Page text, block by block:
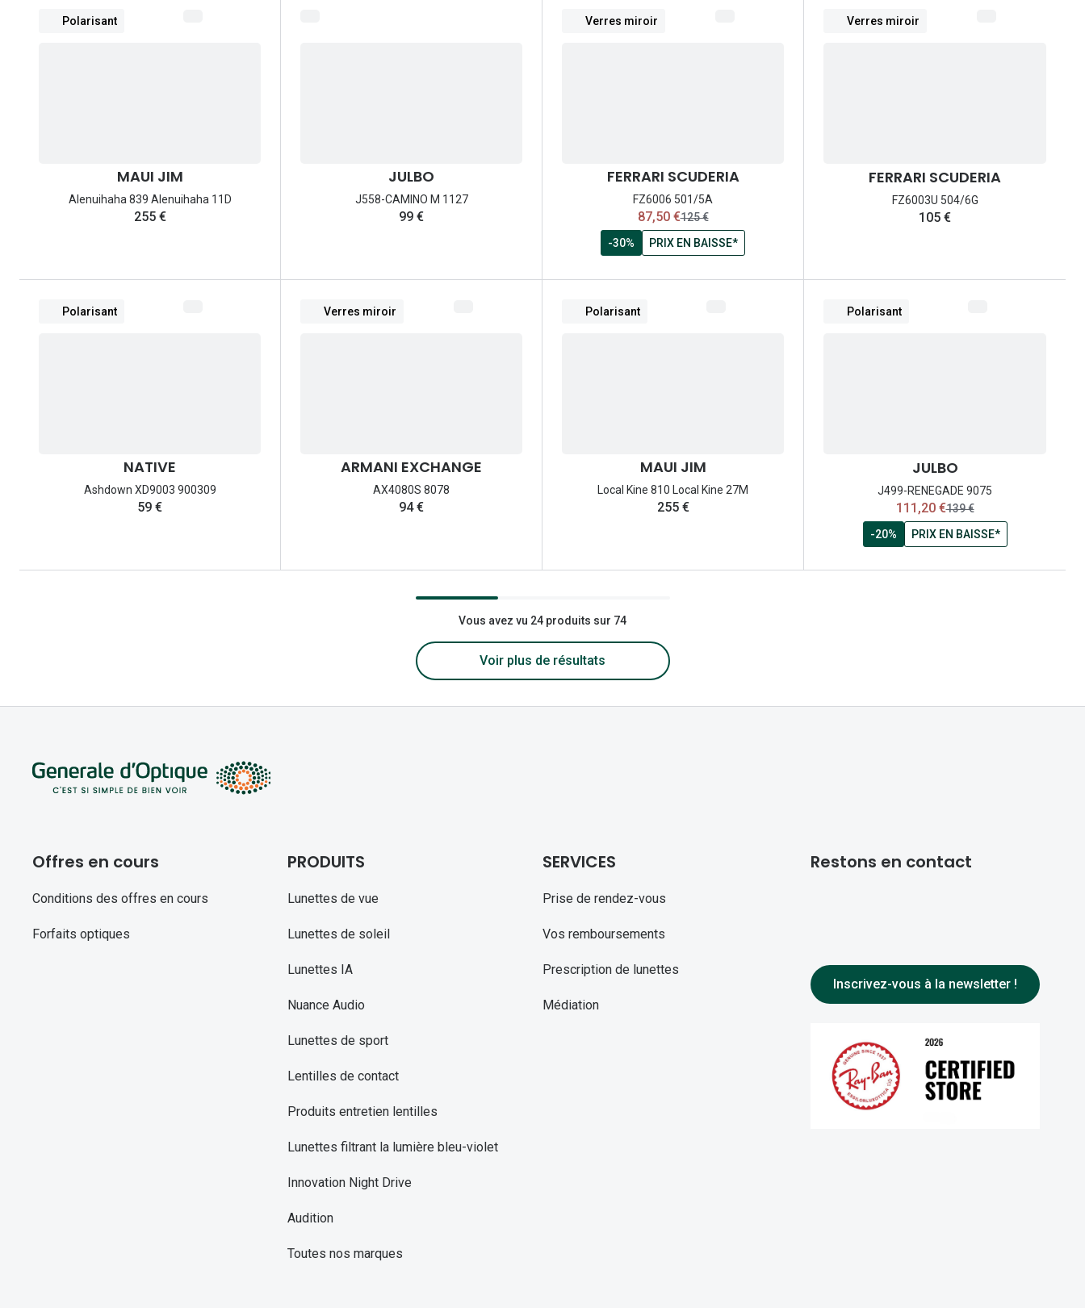
Polarisant
MAUI JIM
Alenuihaha 839 Alenuihaha 11D
255 €
JULBO
J558-CAMINO M 1127
99 €
Verres miroir
FERRARI SCUDERIA
FZ6006 501/5A
maintenant:
87,50 €ancien prix:
125 €
-30%
PRIX EN BAISSE*
Verres miroir
FERRARI SCUDERIA
FZ6003U 504/6G
105 €
Polarisant
NATIVE
Ashdown XD9003 900309
59 €
Verres miroir
ARMANI EXCHANGE
AX4080S 8078
94 €
Polarisant
MAUI JIM
Local Kine 810 Local Kine 27M
255 €
Polarisant
JULBO
J499-RENEGADE 9075
maintenant:
111,20 €ancien prix:
139 €
-20%
PRIX EN BAISSE*
Vous avez vu 24 produits sur 74
Voir plus de résultats
Offres en cours
Conditions des offres en cours
Forfaits optiques
PRODUITS
Lunettes de vue
Lunettes de soleil
Lunettes IA
Nuance Audio
Lunettes de sport
Lentilles de contact
Produits entretien lentilles
Lunettes filtrant la lumière bleu-violet
Innovation Night Drive
Audition
Toutes nos marques
SERVICES
Prise de rendez-vous
Vos remboursements
Prescription de lunettes
Médiation
Restons en contact
Inscrivez-vous à la newsletter !